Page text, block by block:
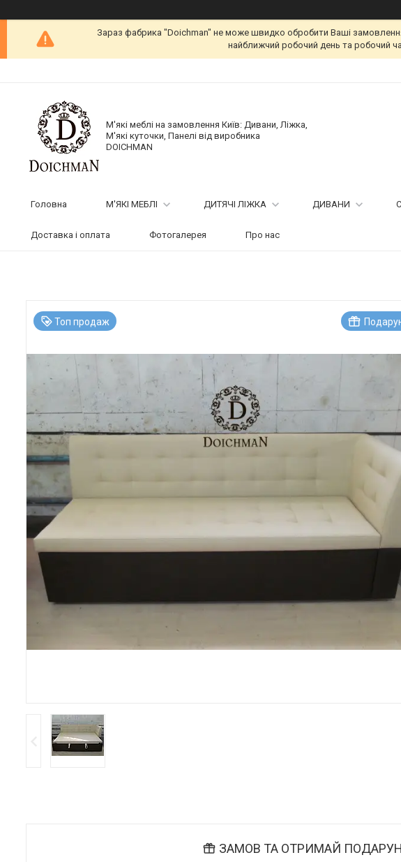
Зараз фабрика "Doichman" не може швидко обробити Ваші замовлення
найближчий робочий день та робочий
М'які меблі на замовлення Київ: Дивани, Ліжка,
М'які куточки, Панелі від виробника
DOICHMAN
Головна М'ЯКІ МЕБЛІ ДИТЯЧІ ЛІЖКА ДИВАНИ
Доставка і оплата Фотогалерея Про нас
Топ продаж
ЗАМОВ ТА ОТРИМАЙ